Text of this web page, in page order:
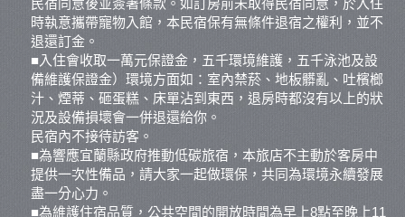
民宿同意後並簽署條款。如訂房前未取得民宿同意，於入住
時執意攜帶寵物入館，本民宿保有無條件退宿之權利，並不
退還訂金。
■入住會收取一萬元保證金，五千環境維護，五千泳池及設
備維護保證金）環境方面如：室內禁菸、地板髒亂、吐檳榔
汁、煙蒂、砸蛋糕、床單沾到東西，退房時都沒有以上的狀
況及設備損壞會一併退還給你。
民宿內不接待訪客。
■為響應宜蘭縣政府推動低碳旅宿，本旅店不主動於客房中
提供一次性備品，請大家一起做環保，共同為環境永續發展
盡一分心力。
■為維護住宿品質，公共空間的開放時間為早上8點至晚上11